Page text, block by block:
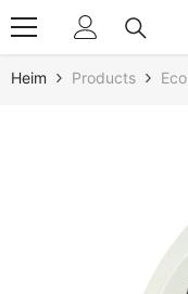
Heim Products